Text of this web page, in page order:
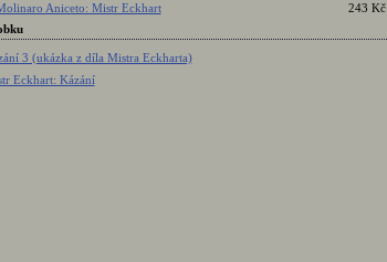
Aniceto: Mistr Eckhart
243 Kč
3 (ukázka z díla Mistra Eckharta)
Eckhart: Kázání